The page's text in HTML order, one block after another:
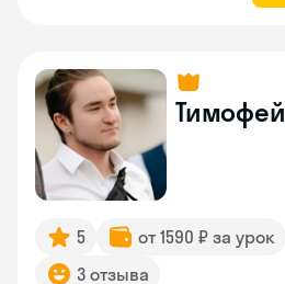
Тимофей
5 от 1590 ₽ за урок
3 отзыва